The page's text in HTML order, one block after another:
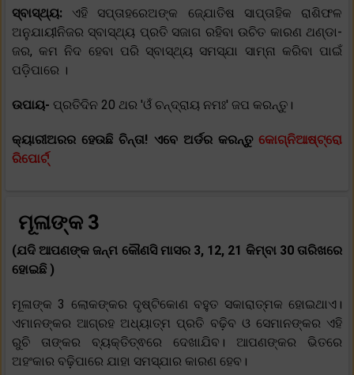
ସ୍ବାସ୍ଥ୍ୟ: ଏହି ସପ୍ତାହରେଅଙ୍କ ଜ୍ଯୋତିଷ ସାପ୍ତାହିକ ରାଶିଫଳ
ଅନୁଯାୟୀନିଜର ସ୍ବାସ୍ଥ୍ୟ ପ୍ରତି ସଜାଗ ରହିବା ଉଚିତ କାରଣ ଥଣ୍ଡା-
ଜର, କମ ନିଦ ହେବା ପରି ସ୍ବାସ୍ଥ୍ୟ ସମସ୍ଯା ସାମ୍ନା କରିବା ପାଇଁ
ପଡ଼ିପାରେ ।
ଉପାୟ- ପ୍ରତିଦିନ 20 ଥର 'ଓଁ ଚନ୍ଦ୍ରାୟ ନମଃ' ଜପ କରନ୍ତୁ।
କ୍ୟାରୀଅରର ହେଉଛି ଚିନ୍ତା! ଏବେ ଅର୍ଡର କରନ୍ତୁ କୋଗ୍ନିଆଷ୍ଟ୍ରୋ
ରିପୋର୍ଟ୍
ମୂଳାଙ୍କ 3
(ଯଦି ଆପଣଙ୍କ ଜନ୍ମ କୌଣସି ମାସର 3, 12, 21 କିମ୍ବା 30 ତାରିଖରେ
ହୋଇଛି )
ମୂଳାଙ୍କ 3 ଲୋକଙ୍କର ଦୃଷ୍ଟିକୋଣ ବହୁତ ସକାରାତ୍ମକ ହୋଇଥାଏ।
ଏମାନଙ୍କର ଆଗ୍ରହ ଅଧ୍ୟାତ୍ମ ପ୍ରତି ବଢ଼ିବ ଓ ସେମାନଙ୍କର ଏହି
ରୁଚି ତାଙ୍କର ବ୍ୟକ୍ତିତ୍ଵରେ ଦେଖାଯିବ। ଆପଣଙ୍କର ଭିତରେ
ଅହଂକାର ବଢ଼ିପାରେ ଯାହା ସମସ୍ଯାର କାରଣ ହେବ।